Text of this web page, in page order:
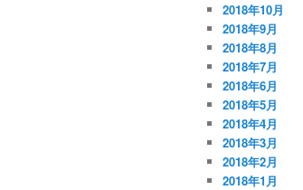
2018年10月
2018年9月
2018年8月
2018年7月
2018年6月
2018年5月
2018年4月
2018年3月
2018年2月
2018年1月